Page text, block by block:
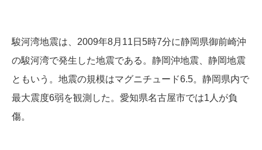
駿河湾地震は、2009年8月11日5時7分に静岡県御前崎沖
の駿河湾で発生した地震である。静岡沖地震、静岡地震
ともいう。地震の規模はマグニチュード6.5。静岡県内で
最大震度6弱を観測した。愛知県名古屋市では1人が負
傷。